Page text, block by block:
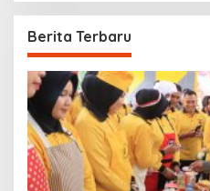
Berita Terbaru